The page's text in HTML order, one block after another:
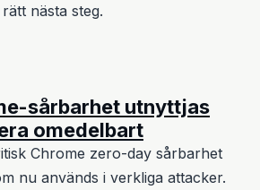
nästa steg.
sårbarhet utnyttjas
omedelbart
Chrome zero-day sårbarhet
nu används i verkliga attacker.